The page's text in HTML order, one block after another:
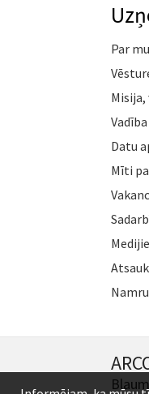
Par
Vadība
Datu
Mīti